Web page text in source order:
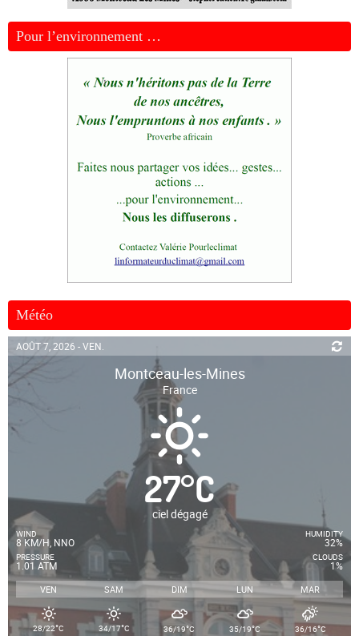
Pour l’environnement …
Météo
AOÛT 7, 2026 - VEN.
Montceau-les-Mines
France
27°C
ciel dégagé
WIND
8 KM/H, NNO
PRESSURE
1.01 ATM
HUMIDITY
32%
CLOUDS
1%
VEN SAM DIM LUN MAR
28/22°C 34/17°C 36/19°C 35/19°C 36/16°C